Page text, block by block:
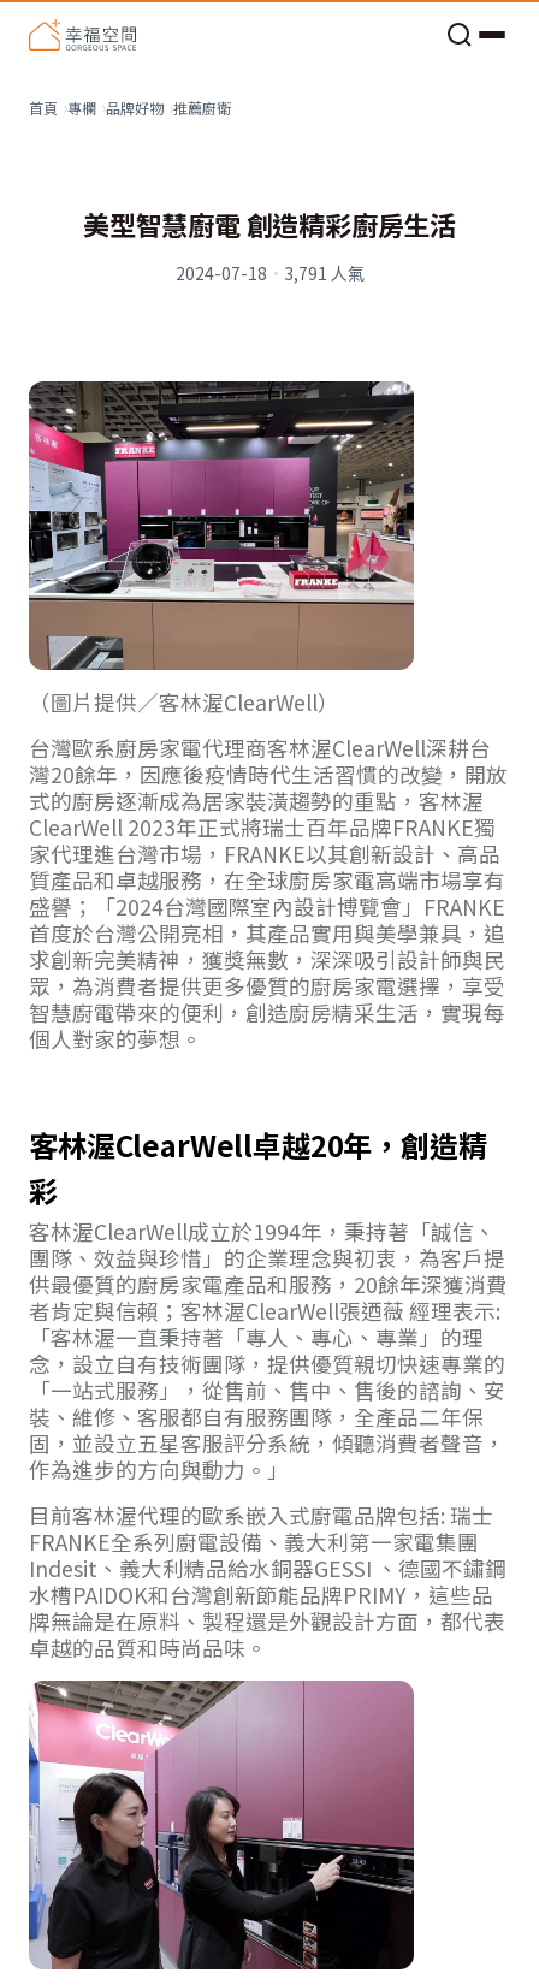
首頁 專欄 品牌好物 推薦廚衛
美型智慧廚電 創造精彩廚房生活
2024-07-18 · 3,791 人氣
（圖片提供／客林渥ClearWell）
台灣歐系廚房家電代理商客林渥ClearWell深耕台
灣20餘年，因應後疫情時代生活習慣的改變，開放
式的廚房逐漸成為居家裝潢趨勢的重點，客林渥
ClearWell 2023年正式將瑞士百年品牌FRANKE獨
家代理進台灣市場，FRANKE以其創新設計、高品
質產品和卓越服務，在全球廚房家電高端市場享有
盛譽；「2024台灣國際室內設計博覽會」FRANKE
首度於台灣公開亮相，其產品實用與美學兼具，追
求創新完美精神，獲獎無數，深深吸引設計師與民
眾，為消費者提供更多優質的廚房家電選擇，享受
智慧廚電帶來的便利，創造廚房精采生活，實現每
個人對家的夢想。
客林渥ClearWell卓越20年，創造精
彩
客林渥ClearWell成立於1994年，秉持著「誠信、
團隊、效益與珍惜」的企業理念與初衷，為客戶提
供最優質的廚房家電產品和服務，20餘年深獲消費
者肯定與信賴；客林渥ClearWell張迺薇 經理表示:
「客林渥一直秉持著「專人、專心、專業」的理
念，設立自有技術團隊，提供優質親切快速專業的
「一站式服務」，從售前、售中、售後的諮詢、安
裝、維修、客服都自有服務團隊，全產品二年保
固，並設立五星客服評分系統，傾聽消費者聲音，
作為進步的方向與動力。」
目前客林渥代理的歐系嵌入式廚電品牌包括: 瑞士
FRANKE全系列廚電設備、義大利第一家電集團
Indesit、義大利精品給水銅器GESSI 、德國不鏽鋼
水槽PAIDOK和台灣創新節能品牌PRIMY，這些品
牌無論是在原料、製程還是外觀設計方面，都代表
卓越的品質和時尚品味。